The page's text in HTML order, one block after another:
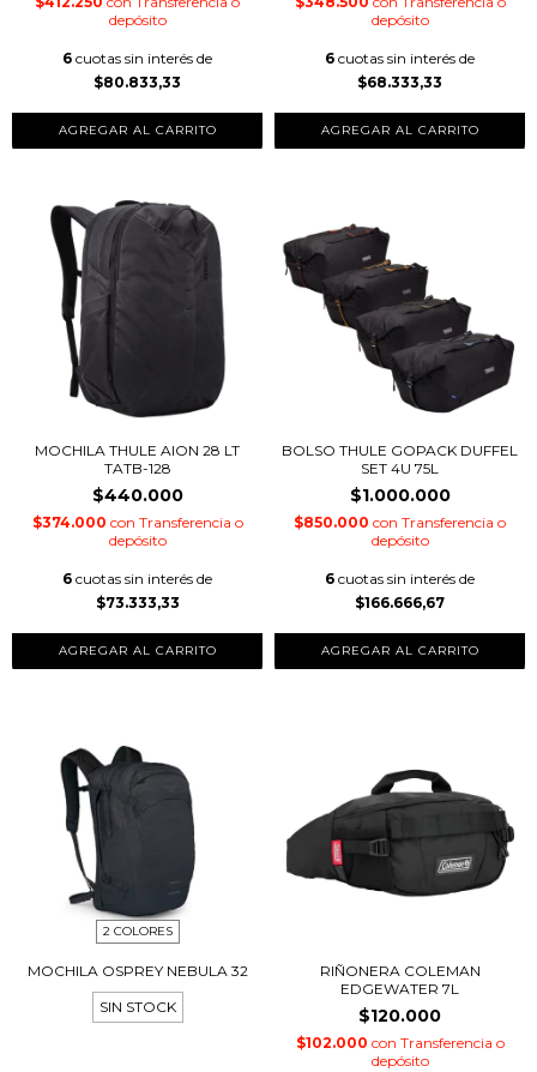
depósito
6 cuotas sin interés de
$80.833,33
depósito
6 cuotas sin interés de
$68.333,33
AGREGAR AL CARRITO
MOCHILA THULE AION 28 LT
TATB-128
$440.000
$374.000 con Transferencia o
depósito
6 cuotas sin interés de
$73.333,33
BOLSO THULE GOPACK DUFFEL
SET 4U 75L
$1.000.000
$850.000 con Transferencia o
depósito
6 cuotas sin interés de
$166.666,67
2 COLORES
MOCHILA OSPREY NEBULA 32
SIN STOCK
RIÑONERA COLEMAN
EDGEWATER 7L
$120.000
$102.000 con Transferencia o
depósito